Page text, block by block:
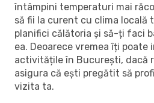
întâmpini temperaturi mai
să fii la curent cu clima locală
planifici călătoria și să-ți faci
ea. Deoarece vremea îți
activitățile în București, dacă
asigura că ești pregătit să
vizita ta.